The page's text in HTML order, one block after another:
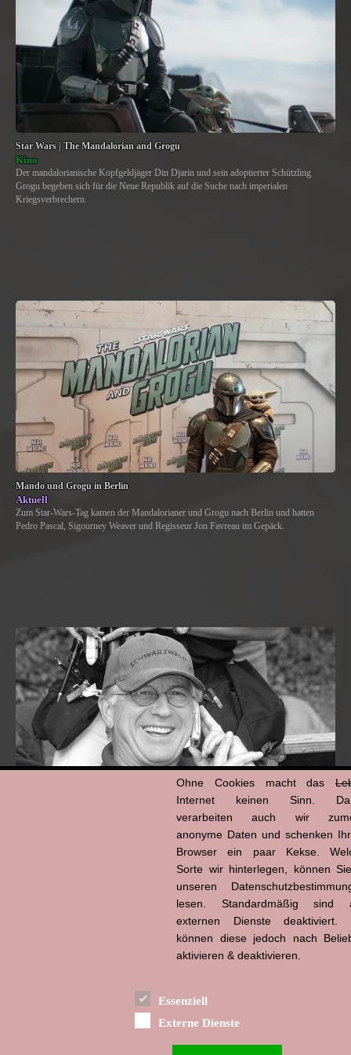
Star Wars | The Mandalorian and Grogu
Kino
Der mandalorianische Kopfgeldjäger Din Djarin und sein adoptierter Schützling
Grogu begeben sich für die Neue Republik auf die Suche nach imperialen
Kriegsverbrechern.
Mando und Grogu in Berlin
Aktuell
Zum Star-Wars-Tag kamen der Mandalorianer und Grogu nach Berlin und hatten
Pedro Pascal, Sigourney Weaver und Regisseur Jon Favreau im Gepäck.
Ohne Cookies macht das
Internet keinen Sinn.
verarbeiten auch wir
anonyme Daten und schenken
Browser ein paar Kekse.
Sorte wir hinterlegen, können
unseren
lesen. Standardmäßig sind
externen Dienste deaktiviert.
können diese jedoch nach
aktivieren & deaktivieren.
Essenziell
Externe Dienste